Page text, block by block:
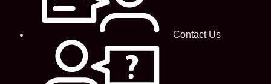
Contact Us